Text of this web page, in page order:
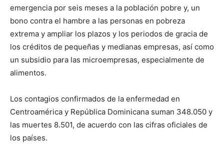
emergencia por seis meses a la población pobre y, un
bono contra el hambre a las personas en pobreza
extrema y ampliar los plazos y los periodos de gracia de
los créditos de pequeñas y medianas empresas, así como
un subsidio para las microempresas, especialmente de
alimentos.
Los contagios confirmados de la enfermedad en
Centroamérica y República Dominicana suman 348.050 y
las muertes 8.501, de acuerdo con las cifras oficiales de
los países.